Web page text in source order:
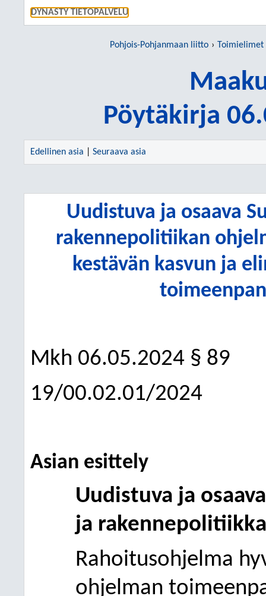
DYNASTY TIETOPALVELU
Pohjois-Pohjanmaan liitto Toimielimet
Pöytäkirja
Edellinen asia Seuraava asia
Uudistuva ja osaava
rakennepolitiikan
kestävän kasvun ja
Mkh 06.05.2024 § 89
19/00.02.01/2024
Asian esittely
Uudistuva ja
ja
Rahoitusohjelma
ohjelman